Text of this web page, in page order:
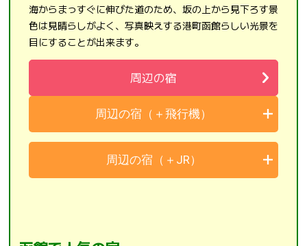
海からまっすぐに伸びた道のため、坂の上から見下ろす景
色は見晴らしがよく、写真映えする港町函館らしい光景を
目にすることが出来ます。
周辺の宿
周辺の宿（＋飛行機）
周辺の宿（＋JR）